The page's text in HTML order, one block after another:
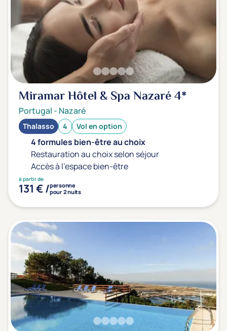
Miramar Hôtel & Spa Nazaré4*
Portugal - Nazaré
Thalasso 4 Vol en option
4 formules bien-être au choix
Restauration au choix selon séjour
Accès à l'espace bien-être
à partir de
131 € /personne
pour 2 nuits